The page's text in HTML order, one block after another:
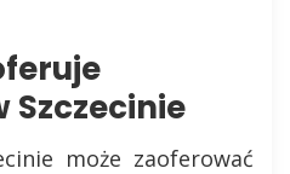
może zaoferować